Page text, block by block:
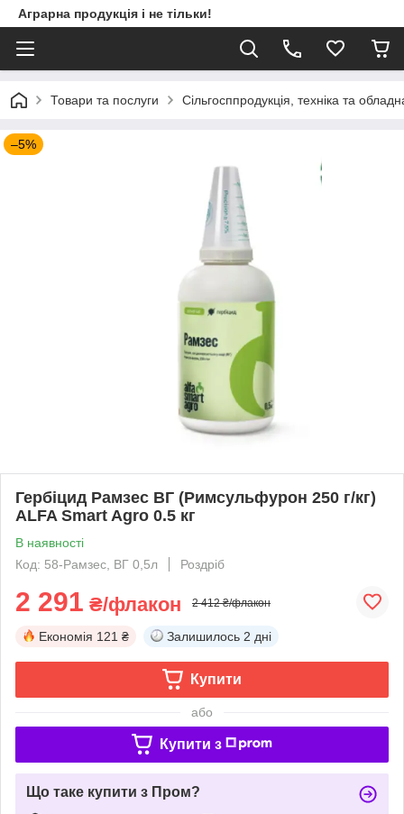
Аграрна продукція і не тільки!
Товари та послуги Сільгосппродукція, техніка та
–5%
Гербіцид Рамзес ВГ (Римсульфурон 250 г/кг)
ALFA Smart Agro 0.5 кг
В наявності
Код: 58-Рамзес, ВГ 0,5л
Роздріб
2 291 ₴/флакон 2 412 ₴/флакон
Економія 121 ₴ Залишилось 2 дні
Купити
або
Купити з
Що таке купити з Пром?